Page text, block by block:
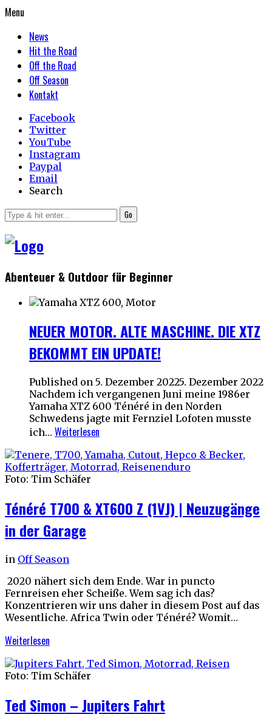
Menu
News
Hit the Road
Off the Road
Off Season
Kontakt
Facebook
Twitter
YouTube
Instagram
Paypal
Email
Search
Go
Abenteuer & Outdoor für Beginner
NEUER MOTOR. ALTE MASCHINE. DIE XTZ
BEKOMMT EIN UPDATE!
Published on 5. Dezember 20225. Dezember 2022
Nachdem ich vergangenen Juni meine 1986er
Yamaha XTZ 600 Ténéré in den Norden
Schwedens jagte mit Fernziel Lofoten musste
ich… Weiterlesen
Foto: Tim Schäfer
Ténéré T700 & XT600 Z (1VJ) | Neuzugänge
in der Garage
in Off Season
2020 nähert sich dem Ende. War in puncto
Fernreisen eher Scheiße. Wem sag ich das?
Konzentrieren wir uns daher in diesem Post auf das
Wesentliche. Africa Twin oder Ténéré? Womit…
Weiterlesen
Foto: Tim Schäfer
Ted Simon – Jupiters Fahrt